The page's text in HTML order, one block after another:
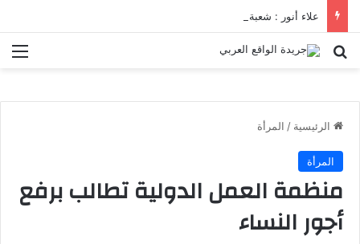
بحث عن
الرئيسية / المرأة
المرأة
منظمة العمل الدولية تطالب برفع
أجور النساء